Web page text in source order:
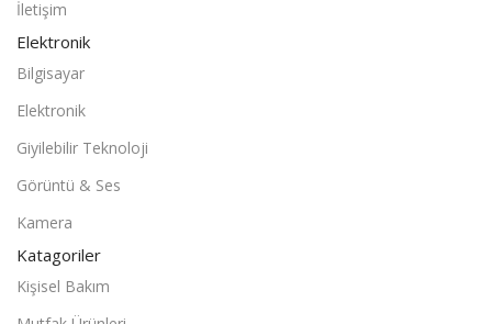
İletişim
Elektronik
Bilgisayar
Elektronik
Giyilebilir Teknoloji
Görüntü & Ses
Kamera
Katagoriler
Kişisel Bakım